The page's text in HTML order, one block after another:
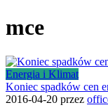
mce
Energia i Klimat
Koniec spadków cen
2016-04-20 przez